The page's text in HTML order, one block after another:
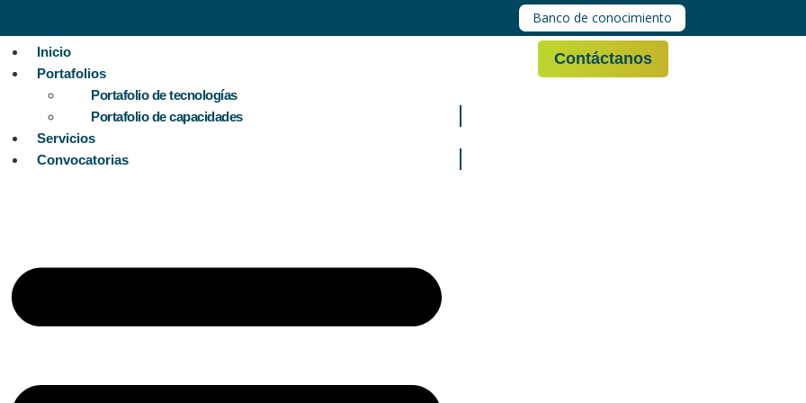
Banco de conocimiento
Inicio
Portafolios
Portafolio de tecnologías
Portafolio de capacidades
Servicios
Convocatorias
Contáctanos